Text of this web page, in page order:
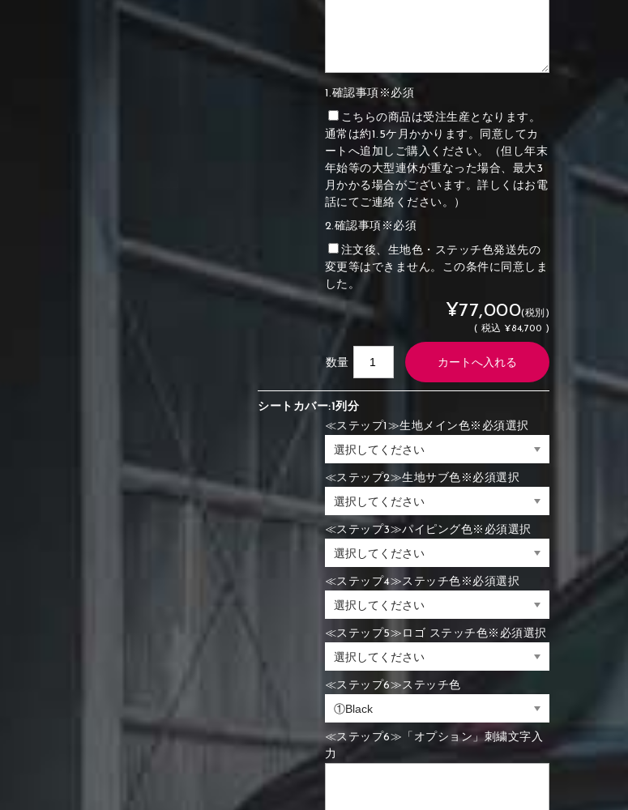
1.確認事項※必須
こちらの商品は受注生産となります。
通常は約1.5ケ月かかります。同意してカ
ートへ追加しご購入ください。（但し年末
年始等の大型連休が重なった場合、最大3
月かかる場合がございます。詳しくはお電
話にてご連絡ください。）
2.確認事項※必須
注文後、生地色・ステッチ色発送先の
変更等はできません。この条件に同意しま
した。
¥77,000(税別)
( 税込 ¥84,700 )
数量
シートカバー:1列分
≪ステップ1≫生地メイン色※必須選択
≪ステップ2≫生地サブ色※必須選択
≪ステップ3≫パイピング色※必須選択
≪ステップ4≫ステッチ色※必須選択
≪ステップ5≫ロゴ ステッチ色※必須選択
≪ステップ6≫ステッチ色
≪ステップ6≫「オプション」刺繍文字入
力